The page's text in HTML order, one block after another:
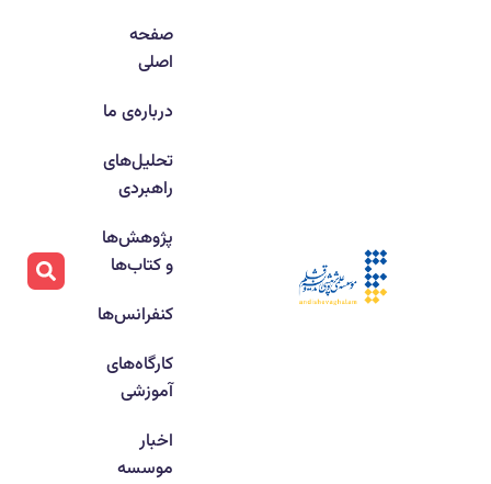
صفحه
اصلی
درباره‌ی ما
تحلیل‌های
راهبردی
پژوهش‌ها
و کتاب‌ها
کنفرانس‌ها
کارگاه‌های
آموزشی
اخبار
موسسه